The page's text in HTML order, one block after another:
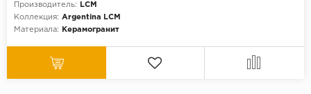
Производитель:
LCM
Коллекция: Argentina LCM
Материала:
Керамогранит